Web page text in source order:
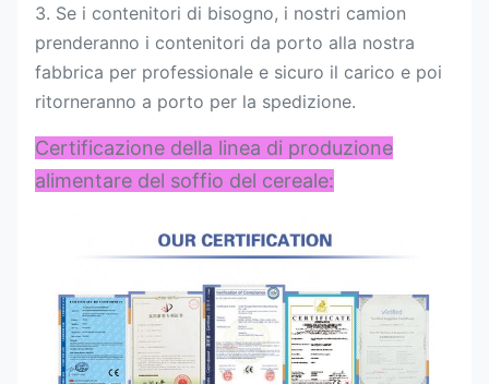
3. Se i contenitori di bisogno, i nostri camion
prenderanno i contenitori da porto alla nostra
fabbrica per professionale e sicuro il carico e poi
ritorneranno a porto per la spedizione.
Certificazione della linea di produzione
alimentare del soffio del cereale: